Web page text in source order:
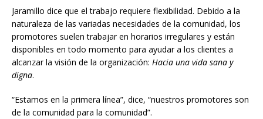
Jaramillo dice que el trabajo requiere flexibilidad. Debido a la
naturaleza de las variadas necesidades de la comunidad, los
promotores suelen trabajar en horarios irregulares y están
disponibles en todo momento para ayudar a los clientes a
alcanzar la visión de la organización: Hacia una vida sana y
digna.
“Estamos en la primera línea”, dice, “nuestros promotores son
de la comunidad para la comunidad”.